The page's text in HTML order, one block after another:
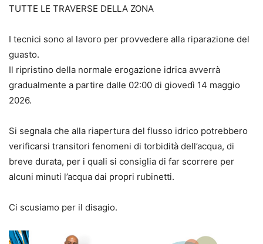
TUTTE LE TRAVERSE DELLA ZONA
I tecnici sono al lavoro per provvedere alla riparazione del
guasto.
Il ripristino della normale erogazione idrica avverrà
gradualmente a partire dalle 02:00 di giovedì 14 maggio
2026.
Si segnala che alla riapertura del flusso idrico potrebbero
verificarsi transitori fenomeni di torbidità dell’acqua, di
breve durata, per i quali si consiglia di far scorrere per
alcuni minuti l’acqua dai propri rubinetti.
Ci scusiamo per il disagio.